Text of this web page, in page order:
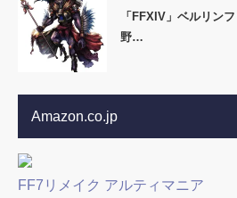
「FFXIV」ベルリン
野…
Amazon.co.jp
FF7リメイク アルティマニア